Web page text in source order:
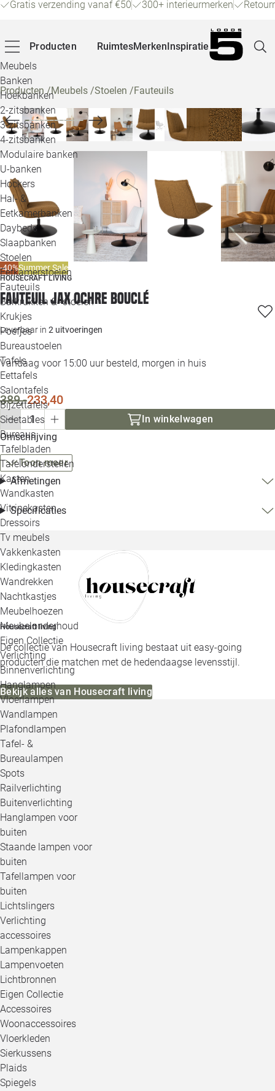
Gratis verzending vanaf €50 300+ interieurmerken
Producten
Meubels
Banken
Hoekbanken
2-zitsbanken
3-zitsbanken
4-zitsbanken
Modulaire banken
U-banken
Hockers
Hal- &
Eetkamerbanken
Daybeds
Slaapbanken
Stoelen
Eetkamerstoelen
Fauteuils
Barkrukken & -stoelen
Krukjes
Poefjes
Bureaustoelen
Tafels
Eettafels
Salontafels
Bijzettafels
Sidetables
Bureaus
Tafelbladen
Tafelonderstellen
Kasten
Wandkasten
Vitrinekasten
Dressoirs
Tv meubels
Vakkenkasten
Kledingkasten
Wandrekken
Nachtkastjes
Meubelhoezen
Meubelonderhoud
Eigen Collectie
Verlichting
Binnenverlichting
Hanglampen
Vloerlampen
Wandlampen
Plafondlampen
Tafel- &
Bureaulampen
Spots
Railverlichting
Buitenverlichting
Hanglampen voor
buiten
Staande lampen voor
buiten
Tafellampen voor
buiten
Lichtslingers
Verlichting
accessoires
Lampenkappen
Lampenvoeten
Lichtbronnen
Eigen Collectie
Accessoires
Woonaccessoires
Vloerkleden
Sierkussens
Plaids
Spiegels
RuimtesMerkenInspiratie
Producten/Meubels /Stoelen /Fauteuils
-40%Summer Sale
HOUSECRAFT LIVING
Fauteuil JAX OCHRE bouclé
Leverbaar in 2 uitvoeringen
Vandaag voor 15:00 uur besteld, morgen in huis
389,-233,40
In winkelwagen
Omschrijving
Toon meer
Afmetingen
Specificaties
Housecraft living
De collectie van Housecraft living bestaat uit easy-going
producten die matchen met de hedendaagse levensstijl.
Bekijk alles van Housecraft living